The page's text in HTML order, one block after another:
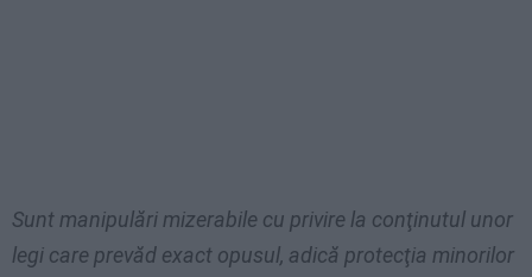
Sunt manipulări mizerabile cu privire la conţinutul unor
legi care prevăd exact opusul, adică protecţia minorilor